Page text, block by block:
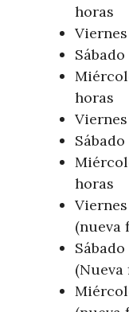
horas
horas
horas
(nueva
(Nueva